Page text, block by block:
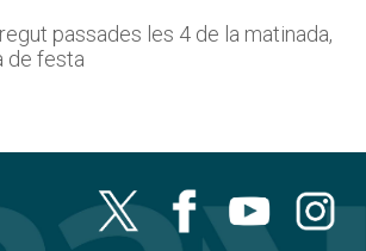
passades les 4 de la matinada,
de festa